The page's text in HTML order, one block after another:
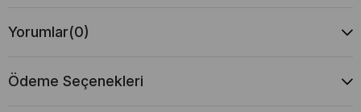
Yorumlar(0)
Ödeme Seçenekleri